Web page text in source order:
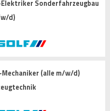
Sonderfahrzeugbau
d)
(alle m/w/d)